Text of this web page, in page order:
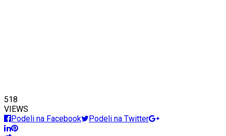
518
VIEWS
Podeli na Facebook
Podeli na Twitter